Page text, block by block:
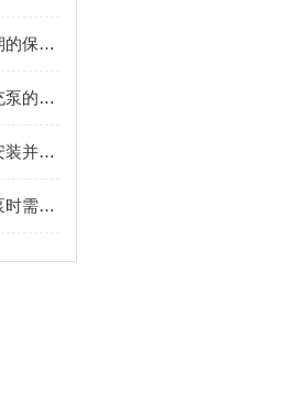
消防呼吸空气填充泵定期的保养可以减少不必要的损失
熟悉了消防呼吸空气填充泵的功能，才能更好的使用它！
消防呼吸空气填充泵的安装并没有想象中的那么难
选择消防呼吸空气填充泵时需要考虑哪些因素？